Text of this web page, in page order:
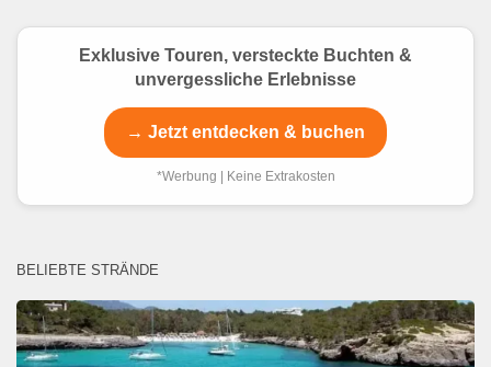
Exklusive Touren, versteckte Buchten &
unvergessliche Erlebnisse
→ Jetzt entdecken & buchen
*Werbung | Keine Extrakosten
BELIEBTE STRÄNDE